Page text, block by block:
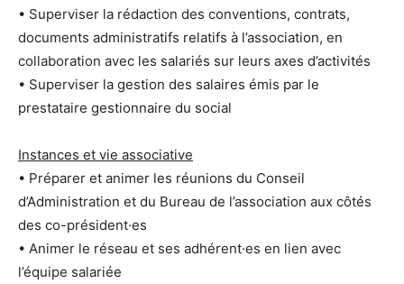
• Superviser la rédaction des conventions, contrats,
documents administratifs relatifs à l’association, en
collaboration avec les salariés sur leurs axes d’activités
• Superviser la gestion des salaires émis par le
prestataire gestionnaire du social
Instances et vie associative
• Préparer et animer les réunions du Conseil
d’Administration et du Bureau de l’association aux côtés
des co-président·es
• Animer le réseau et ses adhérent·es en lien avec
l’équipe salariée